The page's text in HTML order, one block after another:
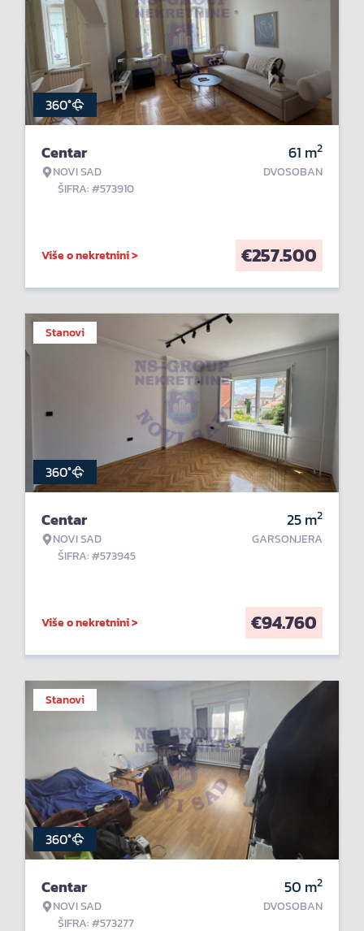
360°
Centar
NOVI SAD
ŠIFRA: #573910
61 m2
DVOSOBAN
Više o nekretnini > €257.500
Stanovi
360°
Centar
NOVI SAD
ŠIFRA: #573945
25m2
GARSONJERA
Više o nekretnini > €94.760
Stanovi
360°
Centar
NOVI SAD
ŠIFRA: #573277
50 m2
DVOSOBAN